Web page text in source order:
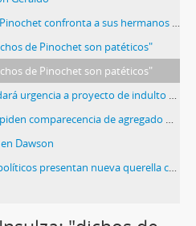
a sus hermanos tras polémica entrevista
de Pinochet son patéticos"
de Pinochet son patéticos"
a proyecto de indulto para presos "políticos"
de agregado militar de Chile en la ONU
Dawson
presentan nueva querella contra Pinochet